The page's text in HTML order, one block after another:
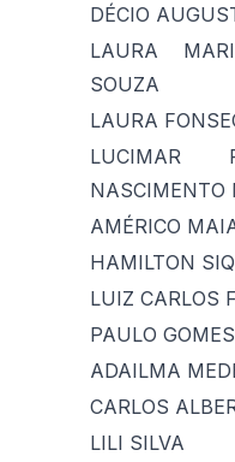
DÉCIO
LAURA
SOUZA
LAURA
LUCIMAR
NASCIMENTO
AMÉRICO
HAMILTON
LUIZ CARLOS
PAULO
ADAILMA
CARLOS
LILI SILVA